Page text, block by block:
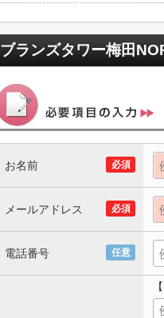
ブランズタワー梅田
必須
お名前
必須
メールアドレス
任意
電話番号